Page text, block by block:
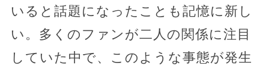
いると話題になったことも記憶に新し
い。多くのファンが二人の関係に注目
していた中で、このような事態が発生